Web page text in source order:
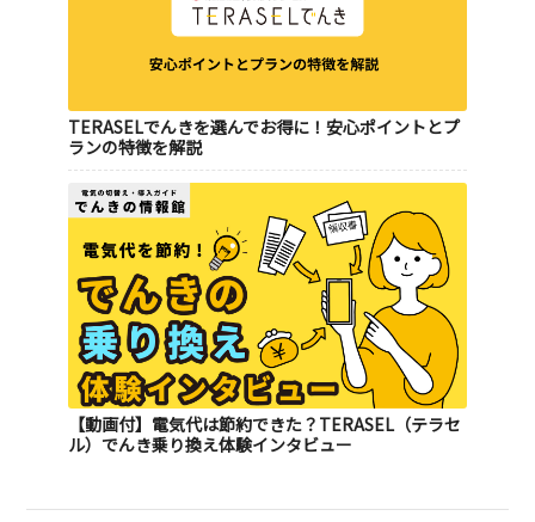
TERASELでんきを選んでお得に！安心ポイントとプ
ランの特徴を解説
【動画付】電気代は節約できた？TERASEL（テラセ
ル）でんき乗り換え体験インタビュー